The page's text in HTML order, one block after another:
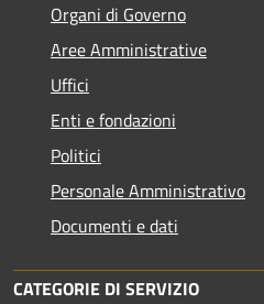
Organi di Governo
Aree Amministrative
Uffici
Enti e fondazioni
Politici
Personale Amministrativo
Documenti e dati
CATEGORIE DI SERVIZIO